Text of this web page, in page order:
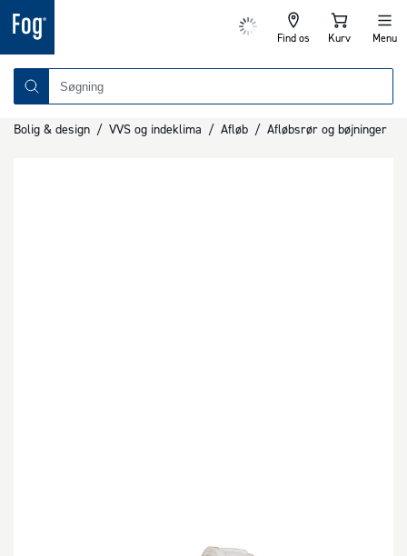
Find os Kurv Menu
Bolig & design / VVS og indeklima / Afløb / Afløbsrør og bøjninger